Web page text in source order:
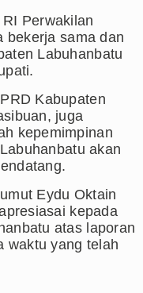
Nasution Minta
Kemerdekaan
ke Pemandian Air
Tujuh
Perwakilan
bekerja sama dan
Labuhanbatu
Kabupaten
juga
kepemimpinan
akan
Eydu Oktain
kepada
atas laporan
waktu yang telah